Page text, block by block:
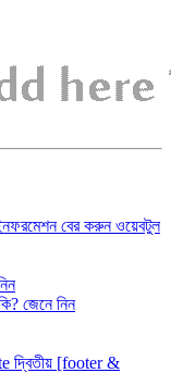
বের করুন ওয়েবটুল
জেনে নিন
দ্বিতীয় [footer &